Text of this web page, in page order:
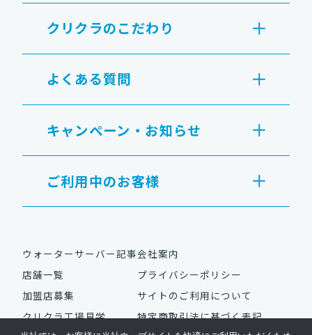
クリクラのこだわり
よくある質問
キャンペーン・お知らせ
ご利用中のお客様
ウォーターサーバー記事
店舗一覧
加盟店募集
クリクラ工場見学
会社案内
プライバシーポリシー
サイトのご利用について
特定商取引法に基づく表記